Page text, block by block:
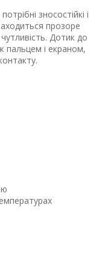
зносостійкі і
прозоре
Дотик до
пальцем і екраном,